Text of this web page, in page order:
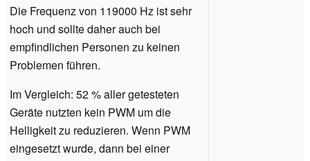
Die Frequenz von 119000 Hz ist sehr
hoch und sollte daher auch bei
empfindlichen Personen zu keinen
Problemen führen.
Im Vergleich: 52 % aller getesteten
Geräte nutzten kein PWM um die
Helligkeit zu reduzieren. Wenn PWM
eingesetzt wurde, dann bei einer